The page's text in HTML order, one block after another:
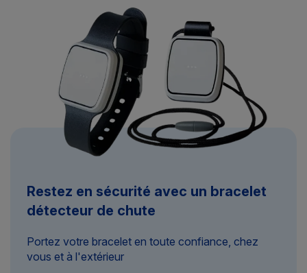
Restez en sécurité avec un bracelet
détecteur de chute
Portez votre bracelet en toute confiance, chez
vous et à l'extérieur